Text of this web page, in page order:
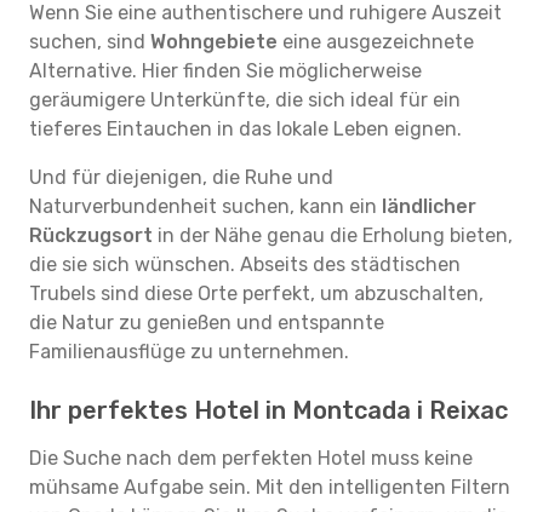
Wenn Sie eine authentischere und ruhigere Auszeit
suchen, sind Wohngebiete eine ausgezeichnete
Alternative. Hier finden Sie möglicherweise
geräumigere Unterkünfte, die sich ideal für ein
tieferes Eintauchen in das lokale Leben eignen.
Und für diejenigen, die Ruhe und
Naturverbundenheit suchen, kann ein ländlicher
Rückzugsort in der Nähe genau die Erholung bieten,
die sie sich wünschen. Abseits des städtischen
Trubels sind diese Orte perfekt, um abzuschalten,
die Natur zu genießen und entspannte
Familienausflüge zu unternehmen.
Ihr perfektes Hotel in Montcada i Reixac
Die Suche nach dem perfekten Hotel muss keine
mühsame Aufgabe sein. Mit den intelligenten Filtern